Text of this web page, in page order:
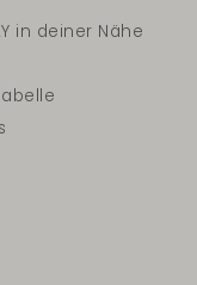
in deiner Nähe